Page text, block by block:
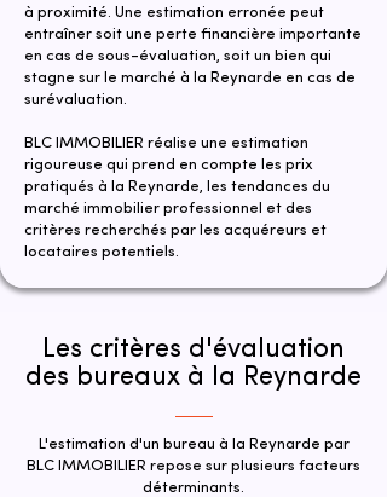
à proximité. Une estimation erronée peut
entraîner soit une perte financière importante
en cas de sous-évaluation, soit un bien qui
stagne sur le marché à la Reynarde en cas de
surévaluation.
​​BLC IMMOBILIER réalise une estimation
rigoureuse qui prend en compte les prix
pratiqués à la Reynarde, les tendances du
marché immobilier professionnel et des
critères recherchés par les acquéreurs et
locataires potentiels.
Les critères d'évaluation
des bureaux à la Reynarde
L'estimation d'un bureau à la Reynarde par
BLC IMMOBILIER repose sur plusieurs facteurs
déterminants.